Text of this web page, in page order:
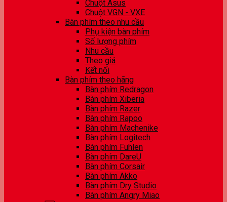
Chuột Asus
Chuột VGN - VXE
Bàn phím theo nhu cầu
Phụ kiện bàn phím
Số lượng phím
Nhu cầu
Theo giá
Kết nối
Bàn phím theo hãng
Bàn phím Redragon
Bàn phím Xiberia
Bàn phím Razer
Bàn phím Rapoo
Bàn phím Machenike
Bàn phím Logitech
Bàn phím Fuhlen
Bàn phím DareU
Bàn phím Corsair
Bàn phím Akko
Bàn phím Dry Studio
Bàn phím Angry Miao